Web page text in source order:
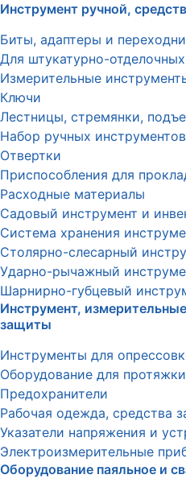
Инструмент ручной,
Биты, адаптеры и
Для штукатурно-
Измерительные
Ключи
Лестницы, стремянки,
Набор ручных инструментов
Отвертки
Приспособления для
Расходные материалы
Садовый инструмент и
Система хранения
Столярно-слесарный
Ударно-рычажный
Шарнирно-губцевый
Инструмент,
защиты
Инструменты для
Оборудование для
Предохранители
Рабочая одежда, средства
Указатели напряжения и
Электроизмерительные
Оборудование паяльное и